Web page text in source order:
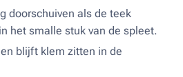
doorschuiven als de teek
het smalle stuk van de spleet.
blijft klem zitten in de